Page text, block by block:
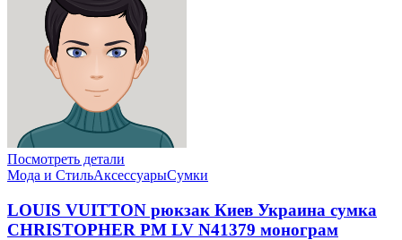
Посмотреть детали
Мода и СтильАксессуарыСумки
LOUIS VUITTON рюкзак Киев Украина сумка
CHRISTOPHER PM LV N41379 монограм